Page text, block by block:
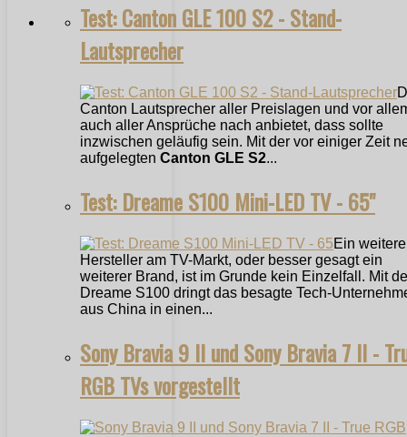
Test: Canton GLE 100 S2 - Stand-
Lautsprecher
Canton Lautsprecher aller Preislagen und vor
auch aller Ansprüche nach anbietet, dass sollte
inzwischen geläufig sein. Mit der vor einiger Zeit
aufgelegten Canton GLE S2...
Test: Dreame S100 Mini-LED TV - 65"
Ein
Hersteller am TV-Markt, oder besser gesagt ein
weiterer Brand, ist im Grunde kein Einzelfall. Mit
Dreame S100 dringt das besagte Tech-
aus China in einen...
Sony Bravia 9 II und Sony Bravia 7 II -
RGB TVs vorgestellt